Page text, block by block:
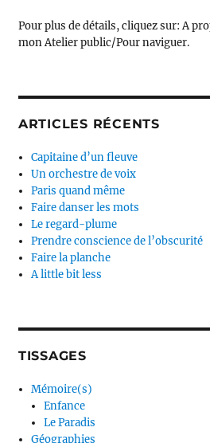
Pour plus de détails, cliquez sur: A
mon Atelier public/Pour naviguer.
ARTICLES RÉCENTS
Capitaine d’un fleuve
Un orchestre de voix
Paris quand même
Faire danser les mots
Le regard-plume
Prendre conscience de l’obscurité
Faire la planche
A little bit less
TISSAGES
Mémoire(s)
Enfance
Le Paradis
Géographies